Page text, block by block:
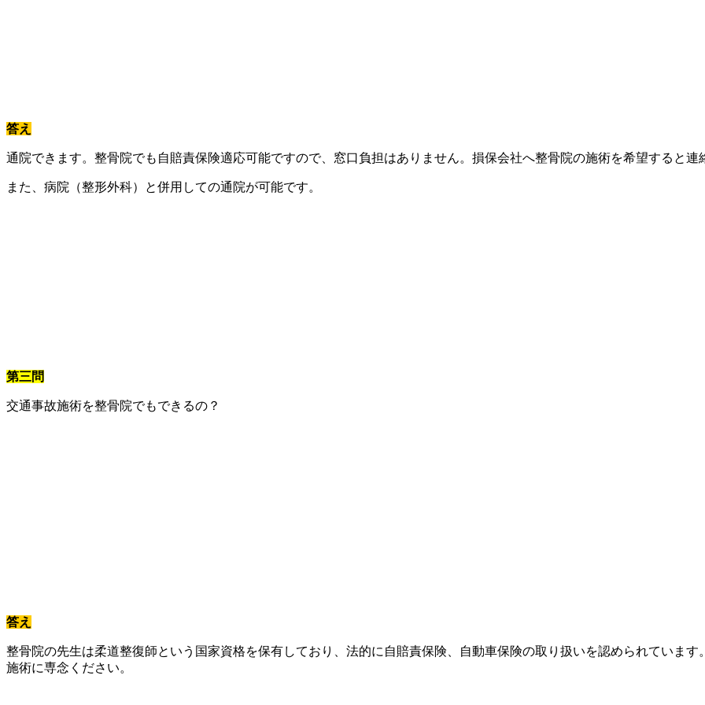
答え
通院できます。整骨院でも自賠責保険適応可能ですので、窓口負担はありません。損保会社へ整骨院の施術を希望すると連
また、病院（整形外科）と併用しての通院が可能です。
第三問
交通事故施術を整骨院でもできるの？
答え
整骨院の先生は柔道整復師という国家資格を保有しており、法的に自賠責保険、自動車保険の取り扱いを認められていま
施術に専念ください。